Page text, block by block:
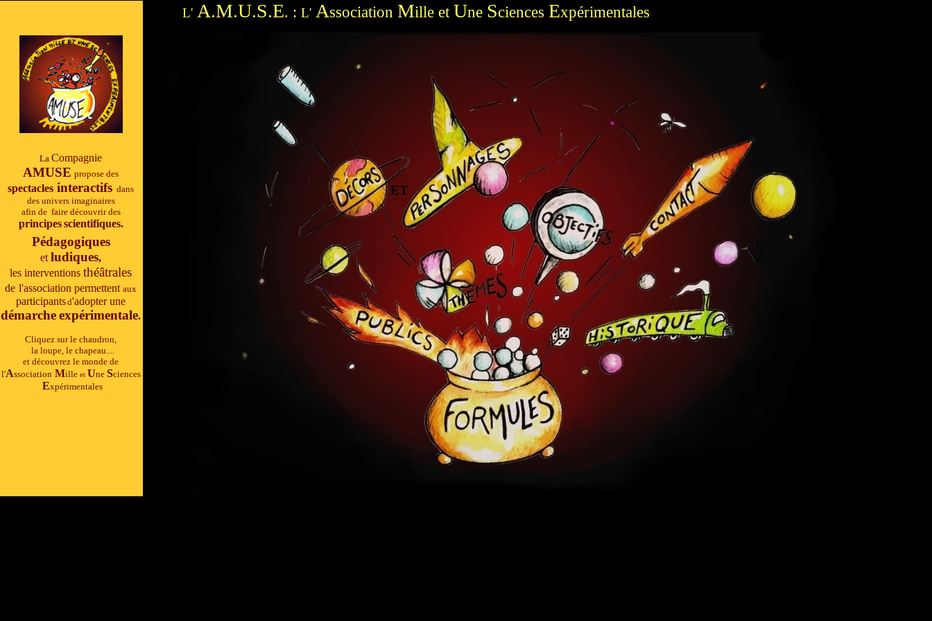
ET
L' A.M.U.S.E. : L' Association Mille et Une Sciences Expérimentales
La Compagnie
AMUSE propose des
spectacles interactifs dans
des univers imaginaires
afin de faire découvrir des
principes scientifiques.
Pédagogiques
et ludiques,
les interventions théâtrales
de l'association permettent aux
participantsd'adopter une
démarcheexpérimentale.
Cliquez sur le chaudron,
la loupe, le chapeau....
et découvrez le monde de
l'Association Mille et Une Sciences
Expérimentales